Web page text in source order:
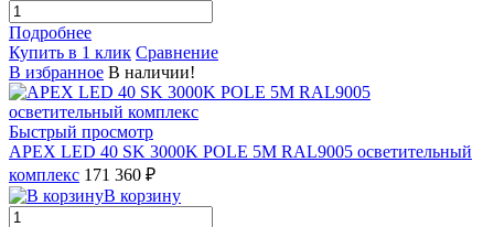
Подробнее
Купить в 1 клик Сравнение
В избранное В наличии!
Быстрый просмотр
APEX LED 40 SK 3000K POLE 5M RAL9005 осветительный
комплекс 171 360 ₽
В корзину